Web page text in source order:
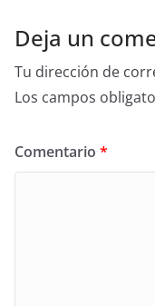
Deja un
Tu dirección de
Los campos
Comentario *